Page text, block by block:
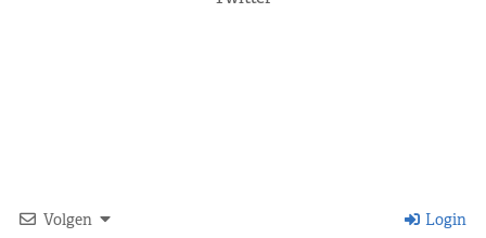
Volgen Login